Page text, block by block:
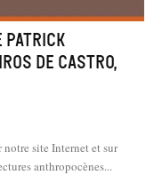
Patrick
de Castro,
anthropocènes...